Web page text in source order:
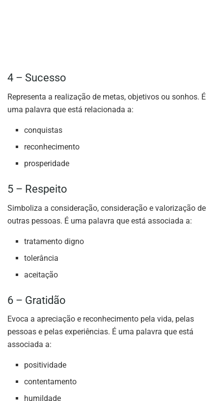
4 – Sucesso
Representa a realização de metas, objetivos ou sonhos. É
uma palavra que está relacionada a:
conquistas
reconhecimento
prosperidade
5 – Respeito
Simboliza a consideração, consideração e valorização de
outras pessoas. É uma palavra que está associada a:
tratamento digno
tolerância
aceitação
6 – Gratidão
Evoca a apreciação e reconhecimento pela vida, pelas
pessoas e pelas experiências. É uma palavra que está
associada a:
positividade
contentamento
humildade